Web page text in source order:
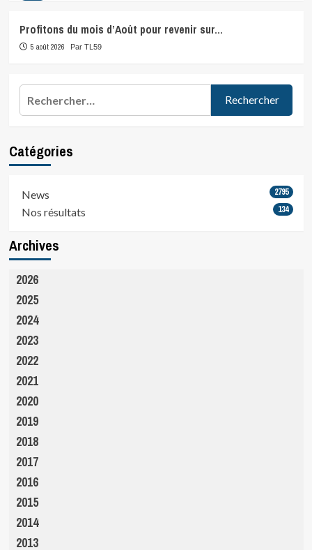
Profitons du mois d’Août pour revenir sur…
5 août 2026 Par TL59
Catégories
News 2795
Nos résultats 134
Archives
2026
2025
2024
2023
2022
2021
2020
2019
2018
2017
2016
2015
2014
2013